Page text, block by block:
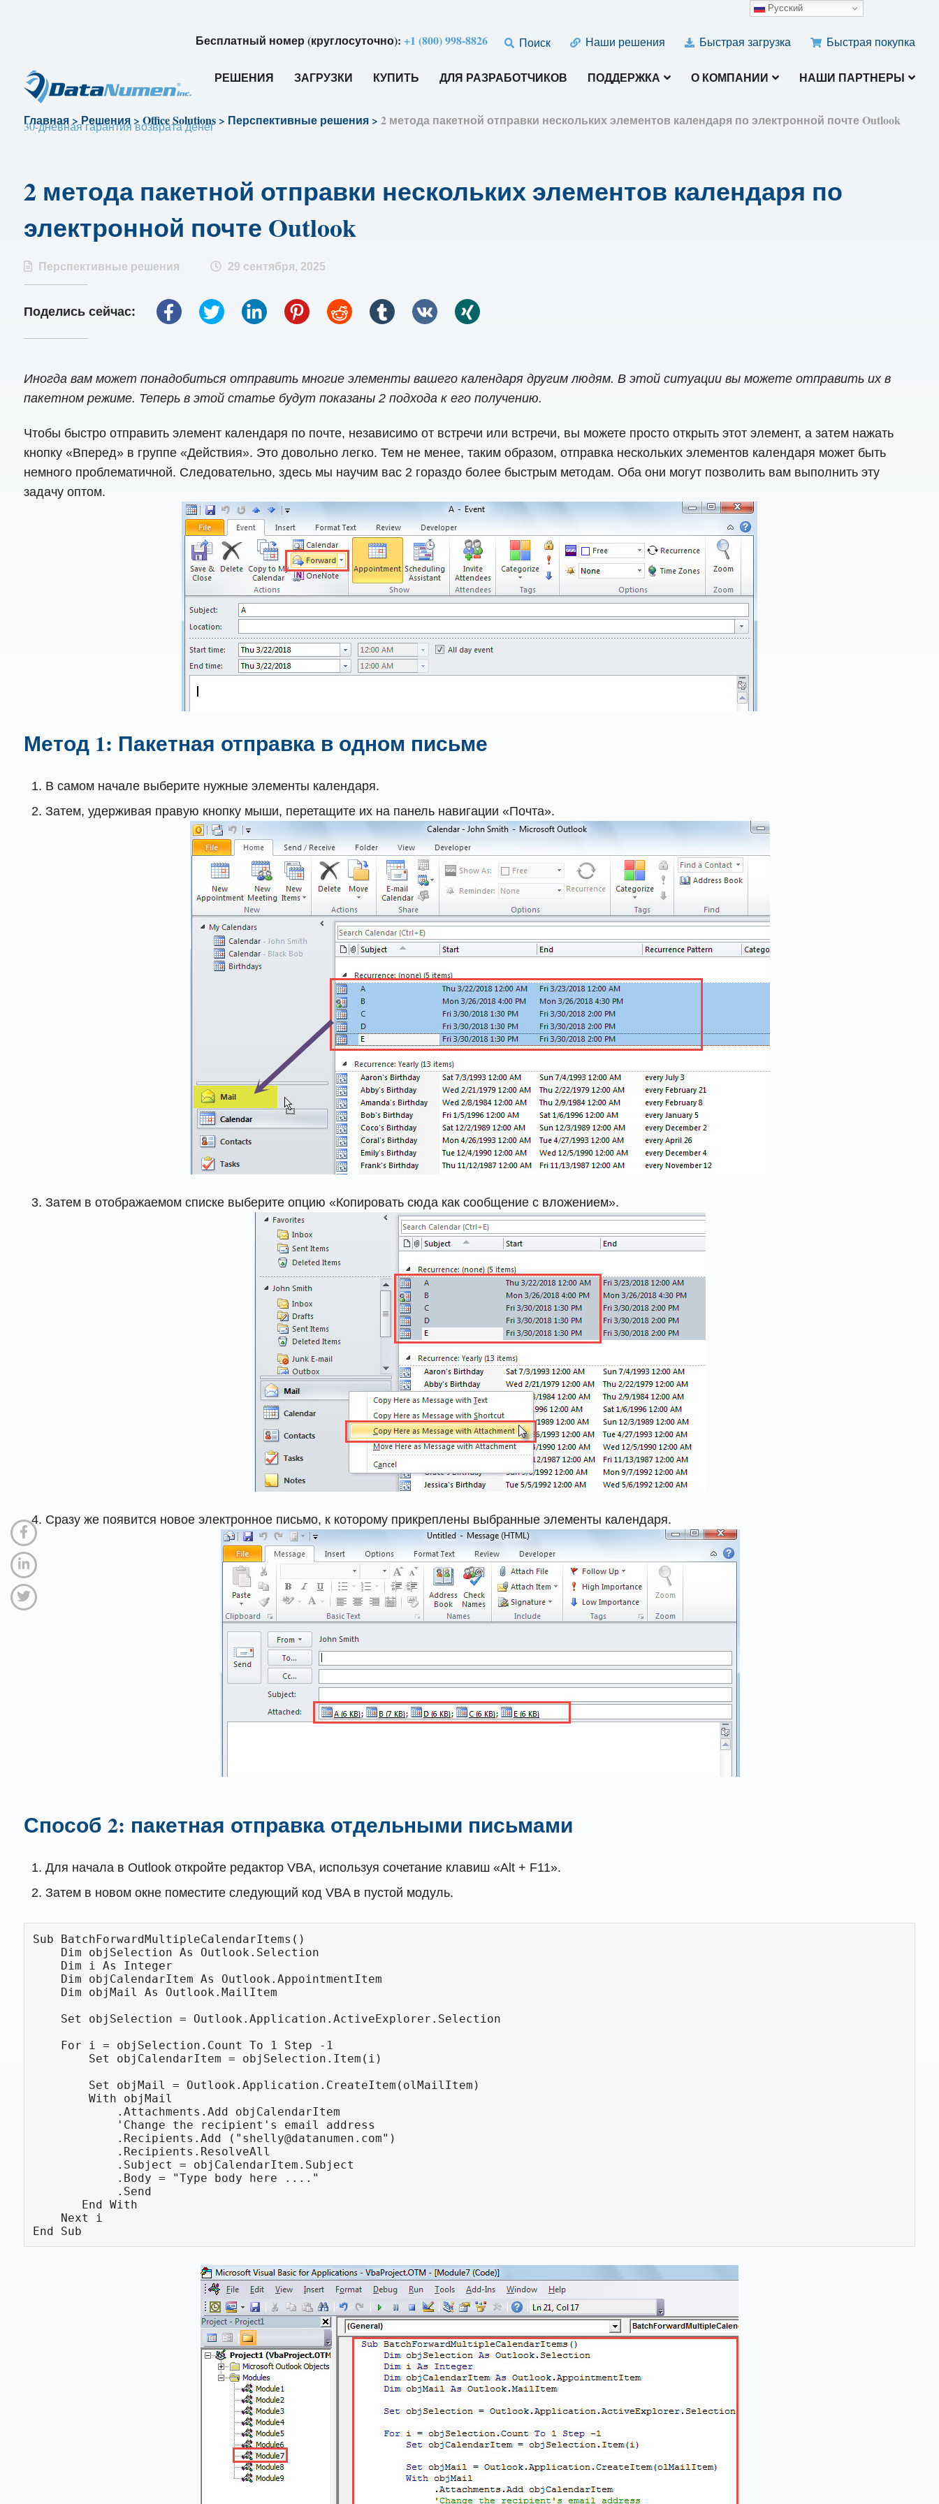
Бесплатный номер (круглосуточно):+1 (800) 998-8826 Поиск Наши решения Быстрая загрузка Быстрая покупка
30-дневная гарантия возврата денег
РЕШЕНИЯ ЗАГРУЗКИ КУПИТЬ ДЛЯ РАЗРАБОТЧИКОВ ПОДДЕРЖКА О КОМПАНИИ НАШИ ПАРТНЕРЫ
Главная> Решения> Office Solutions> Перспективные решения> 2 метода пакетной отправки нескольких элементов календаря по электронной почте Outlook
2 метода пакетной отправки нескольких элементов календаря по
электронной почте Outlook
Перспективные решения 29 сентября, 2025
Поделись сейчас:
Иногда вам может понадобиться отправить многие элементы вашего календаря другим людям. В этой ситуации вы можете отправить их в
пакетном режиме. Теперь в этой статье будут показаны 2 подхода к его получению.
Чтобы быстро отправить элемент календаря по почте, независимо от встречи или встречи, вы можете просто открыть этот элемент, а затем нажать
кнопку «Вперед» в группе «Действия». Это довольно легко. Тем не менее, таким образом, отправка нескольких элементов календаря может быть
немного проблематичной. Следовательно, здесь мы научим вас 2 гораздо более быстрым методам. Оба они могут позволить вам выполнить эту
задачу оптом.
Метод 1: Пакетная отправка в одном письме
В самом начале выберите нужные элементы календаря.
Затем, удерживая правую кнопку мыши, перетащите их на панель навигации «Почта».
Затем в отображаемом списке выберите опцию «Копировать сюда как сообщение с вложением».
Сразу же появится новое электронное письмо, к которому прикреплены выбранные элементы календаря.
Способ 2: пакетная отправка отдельными письмами
Для начала в Outlook откройте редактор VBA, используя сочетание клавиш «Alt + F11».
Затем в новом окне поместите следующий код VBA в пустой модуль.
Sub BatchForwardMultipleCalendarItems()
        With objMail
End Sub
Русский